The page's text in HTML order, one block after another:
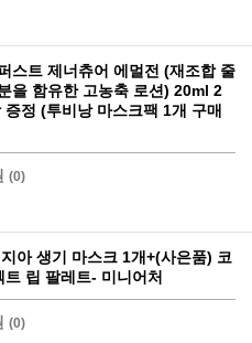
스트 제너츄어 에멀전 (재조합 줄
을 함유한 고농축 로션) 20ml 2
정 (투비낭 마스크팩 1개 구매
(0)
아 생기 마스크 1개+(사은품) 코
립 팔레트- 미니어처
(0)